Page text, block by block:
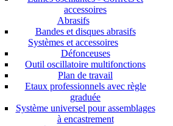
accessoires
Abrasifs
Bandes et disques abrasifs
Systèmes et accessoires
Défonceuses
Outil oscillatoire multifonctions
Plan de travail
Etaux professionnels avec règle
graduée
Système universel pour assemblages
à encastrement